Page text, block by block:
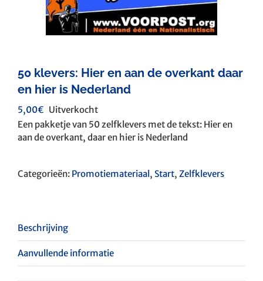
50 klevers: Hier en aan de overkant daar
en hier is Nederland
5,00€ Uitverkocht
Een pakketje van 50 zelfklevers met de tekst: Hier en
aan de overkant, daar en hier is Nederland
Categorieën: Promotiemateriaal, Start, Zelfklevers
Beschrijving
Aanvullende informatie